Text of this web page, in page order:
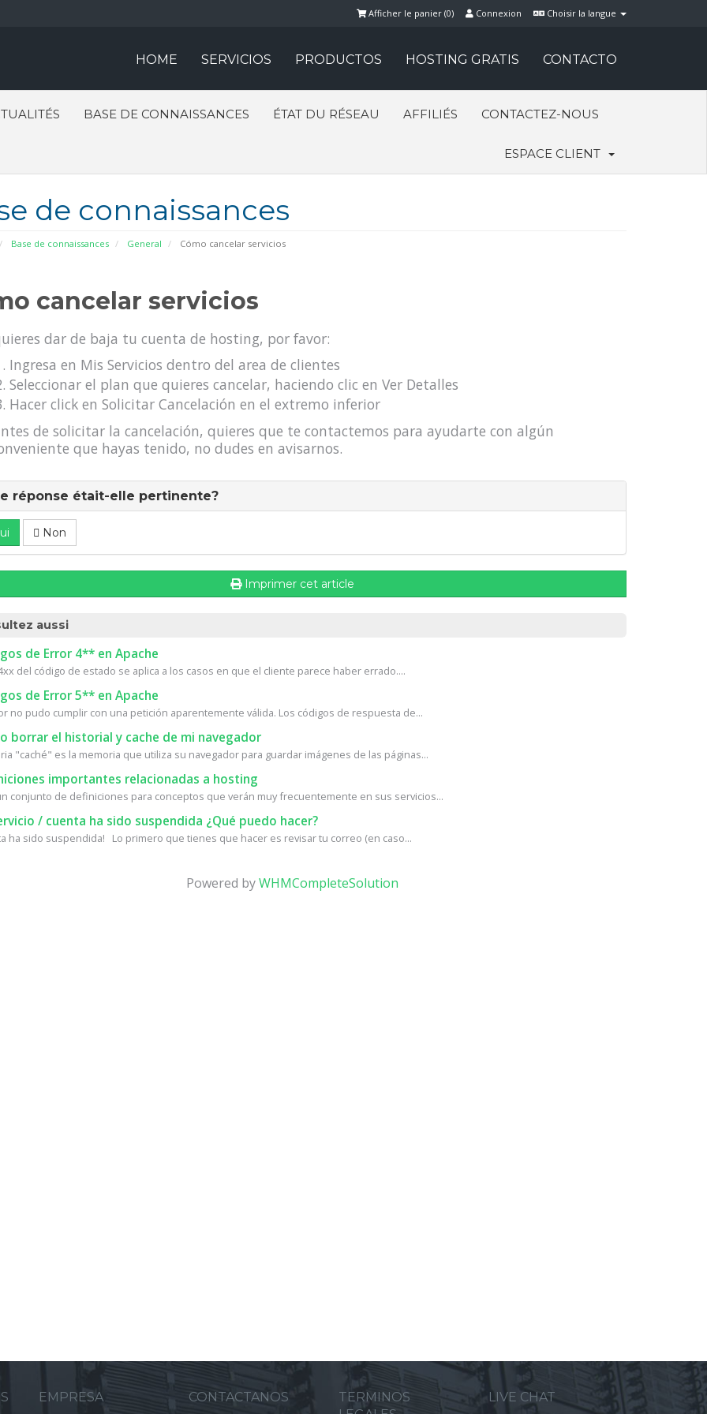
Choisir la langue
Connexion
Afficher le panier (0)
HOME SERVICIOS PRODUCTOS HOSTING GRATIS CONTACTO
BASE DE CONNAISSANCES ÉTAT DU RÉSEAU AFFILIÉS CONTACTEZ-NOUS
ESPACE CLIENT
de connaissances
Base de connaissances General Cómo cancelar servicios
cancelar servicios
dar de baja tu cuenta de hosting, por favor:
Ingresa en Mis Servicios dentro del area de clientes
Seleccionar el plan que quieres cancelar, haciendo clic en Ver Detalles
Hacer click en Solicitar Cancelación en el extremo inferior
de solicitar la cancelación, quieres que te contactemos para ayudarte con algún
que hayas tenido, no dudes en avisarnos.
réponse était-elle pertinente?
Non
Imprimer cet article
aussi
de Error 4** en Apache
del código de estado se aplica a los casos en que el cliente parece haber errado....
de Error 5** en Apache
no pudo cumplir con una petición aparentemente válida. Los códigos de respuesta de...
borrar el historial y cache de mi navegador
"caché" es la memoria que utiliza su navegador para guardar imágenes de las páginas...
importantes relacionadas a hosting
conjunto de definiciones para conceptos que verán muy frecuentemente en sus servicios...
/ cuenta ha sido suspendida ¿Qué puedo hacer?
ha sido suspendida! Lo primero que tienes que hacer es revisar tu correo (en caso...
Powered byWHMCompleteSolution
EMPRESA CONTACTANOS
TERMINOS
LIVE CHAT